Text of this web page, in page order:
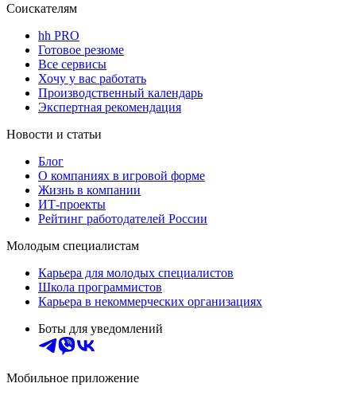
Соискателям
hh PRO
Готовое резюме
Все сервисы
Хочу у вас работать
Производственный календарь
Экспертная рекомендация
Новости и статьи
Блог
О компаниях в игровой форме
Жизнь в компании
ИТ-проекты
Рейтинг работодателей России
Молодым специалистам
Карьера для молодых специалистов
Школа программистов
Карьера в некоммерческих организациях
Боты для уведомлений
Мобильное приложение